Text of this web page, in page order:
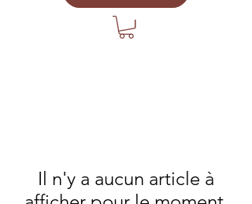
Il n'y a aucun article à